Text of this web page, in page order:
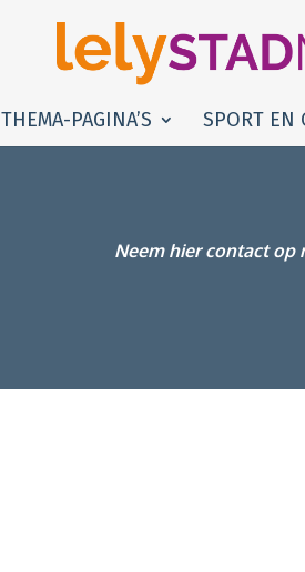
THEMA-PAGINA’S SPORT EN
Neem hier contact op